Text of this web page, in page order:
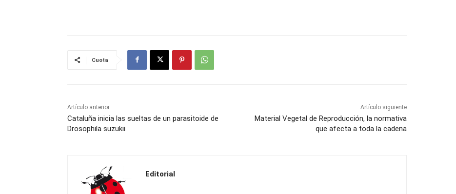
Cuota
Artículo anterior
Cataluña inicia las sueltas de un parasitoide de
Drosophila suzukii
Artículo siguiente
Material Vegetal de Reproducción, la normativa
que afecta a toda la cadena
Editorial